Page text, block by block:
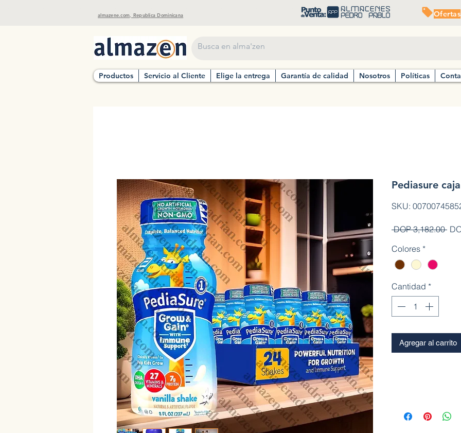
almazene.com, Republica Dominicana Ofertas
Productos Servicio al Cliente Elige la entrega Garantía de calidad Nosotros Políticas
Pediasure
SKU:
DOP 3,182.00
Colores *
Cantidad *
Agregar al carrito